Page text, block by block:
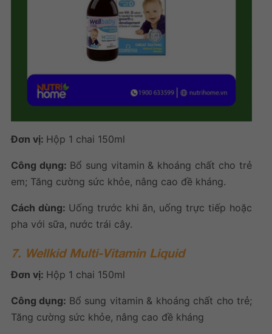
Đơn vị: Hộp 1 chai 150ml
Công dụng: Bổ sung vitamin & khoáng chất cho trẻ
em; Tăng cường sức khỏe, nâng cao đề kháng.
Cách dùng: Uống trước khi ăn, uống trực tiếp hoặc
pha với sữa, nước trái cây.
7. Wellkid Multi-Vitamin Liquid
Đơn vị: Hộp 1 chai 150ml
Công dụng: Bổ sung vitamin & khoáng chất cho trẻ;
Tăng cường sức khỏe, nâng cao đề kháng